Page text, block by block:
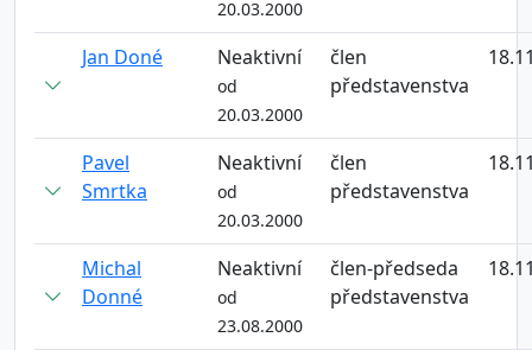
20.03.2000
Jan Doné Neaktivní
od
20.03.2000
člen
představenstva
Pavel
Smrtka
Neaktivní
od
20.03.2000
člen
představenstva
Michal
Donné
Neaktivní
od
23.08.2000
člen-předseda
představenstva